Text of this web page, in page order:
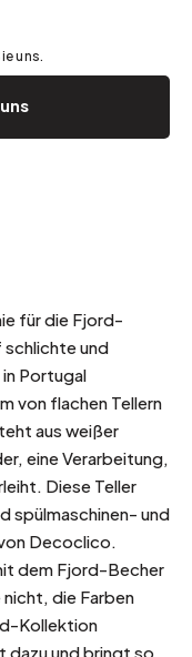
uns.
für die Fjord-
und
Portugal
von flachen Tellern
aus weißer
eine Verarbeitung,
Diese Teller
spülmaschinen- und
Decoclico.
dem Fjord-Becher
die Farben
Kollektion
dazu und bringt so